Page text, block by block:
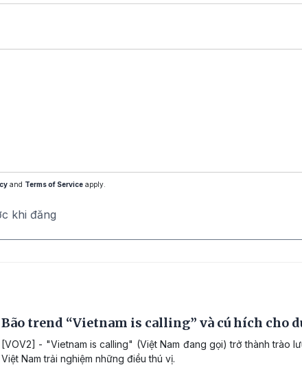
and Terms of Service apply.
khi đăng
Bão trend “Vietnam is calling” và cú hích cho
[VOV2] - "Vietnam is calling" (Việt Nam đang gọi) trở thành trào
Việt Nam trải nghiệm những điều thú vị.